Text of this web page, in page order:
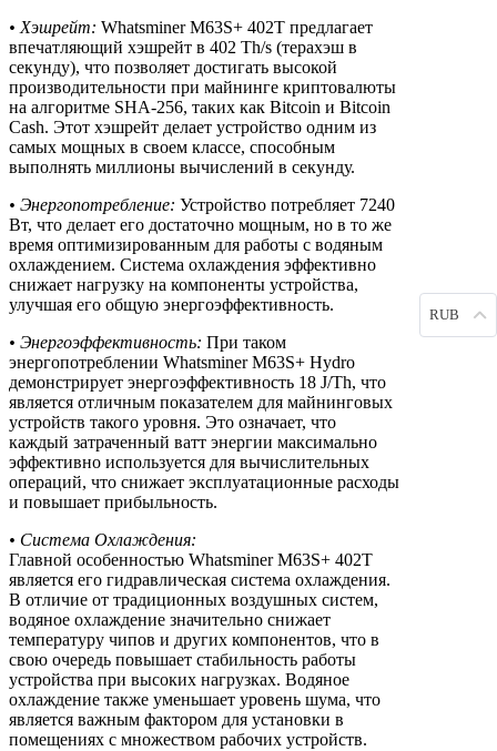
• Хэшрейт: Whatsminer M63S+ 402T предлагает
впечатляющий хэшрейт в 402 Th/s (терахэш в
секунду), что позволяет достигать высокой
производительности при майнинге криптовалюты
на алгоритме SHA-256, таких как Bitcoin и Bitcoin
Cash. Этот хэшрейт делает устройство одним из
самых мощных в своем классе, способным
выполнять миллионы вычислений в секунду.
• Энергопотребление: Устройство потребляет 7240
Вт, что делает его достаточно мощным, но в то же
время оптимизированным для работы с водяным
охлаждением. Система охлаждения эффективно
снижает нагрузку на компоненты устройства,
улучшая его общую энергоэффективность.
• Энергоэффективность: При таком
энергопотреблении Whatsminer M63S+ Hydro
демонстрирует энергоэффективность 18 J/Th, что
является отличным показателем для майнинговых
устройств такого уровня. Это означает, что
каждый затраченный ватт энергии максимально
эффективно используется для вычислительных
операций, что снижает эксплуатационные расходы
и повышает прибыльность.
• Система Охлаждения:
Главной особенностью Whatsminer M63S+ 402T
является его гидравлическая система охлаждения.
В отличие от традиционных воздушных систем,
водяное охлаждение значительно снижает
температуру чипов и других компонентов, что в
свою очередь повышает стабильность работы
устройства при высоких нагрузках. Водяное
охлаждение также уменьшает уровень шума, что
является важным фактором для установки в
помещениях с множеством рабочих устройств.
RUB